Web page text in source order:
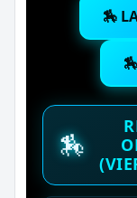
🏇
🏇